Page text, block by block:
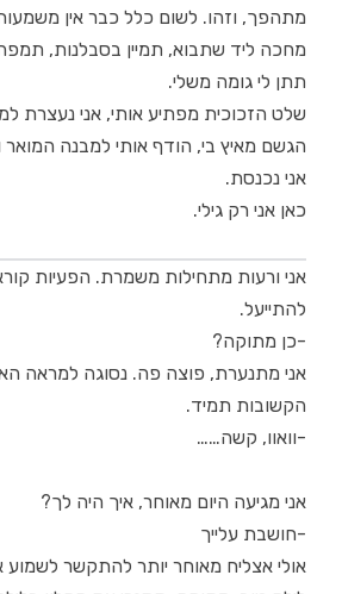
מתהפך, וזהו. לשום כלל כבר אין
מחכה ליד שתבוא, תמיין בסבלנות,
תתן לי גומה משלי.
שלט הזכוכית מפתיע אותי, אני נעצרת
הגשם מאיץ בי, הודף אותי למבנה המואר
אני נכנסת.
כאן אני רק גילי.
אני ורעות מתחילות משמרת. הפעיות
להתייעל.
-כן מתוקה?
אני מתנערת, פוצה פה. נסוגה למראה
הקשובות תמיד.
-וואוו, קשה……
אני מגיעה היום מאוחר, איך היה לך?
-חושבת עלייך
אולי אצליח מאוחר יותר להתקשר לשמוע